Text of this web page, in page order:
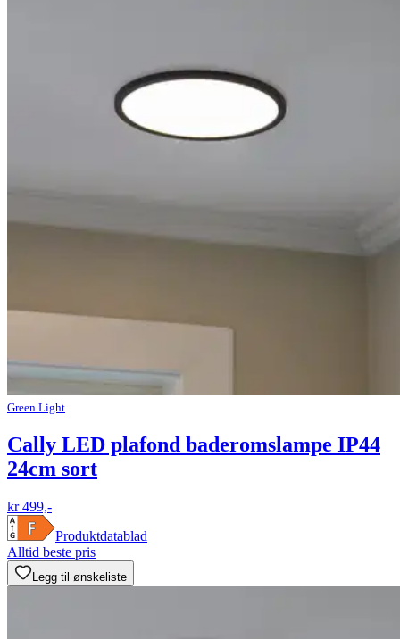
Green Light
Cally LED plafond baderomslampe IP44
24cm sort
kr 499,-
Produktdatablad
Alltid beste pris
Legg til ønskeliste